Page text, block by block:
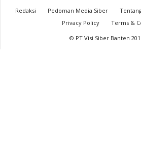
Redaksi Pedoman Media Siber
Privacy Policy
Terms &
© PT Visi Siber Banten